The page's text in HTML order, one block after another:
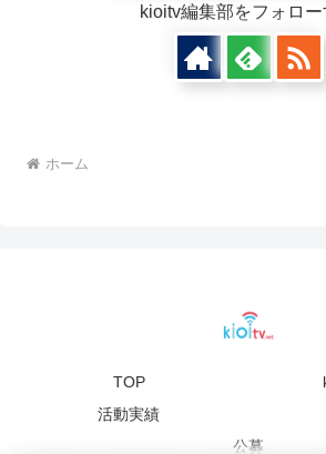
kioitv編集部をフォロー
ホーム
TOP
活動実績
公募